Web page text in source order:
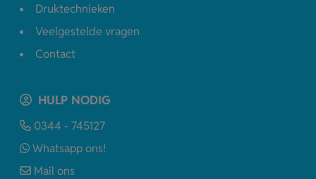
Druktechnieken
Veelgestelde vragen
Contact
HULP NODIG
0344 - 745127
Whatsapp ons!
Mail ons